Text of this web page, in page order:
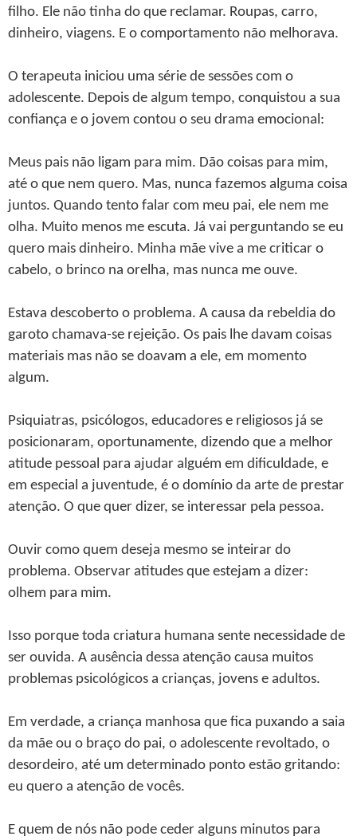
filho. Ele não tinha do que reclamar. Roupas, carro,
dinheiro, viagens. E o comportamento não melhorava.
O terapeuta iniciou uma série de sessões com o
adolescente. Depois de algum tempo, conquistou a sua
confiança e o jovem contou o seu drama emocional:
Meus pais não ligam para mim. Dão coisas para mim,
até o que nem quero. Mas, nunca fazemos alguma coisa
juntos. Quando tento falar com meu pai, ele nem me
olha. Muito menos me escuta. Já vai perguntando se eu
quero mais dinheiro. Minha mãe vive a me criticar o
cabelo, o brinco na orelha, mas nunca me ouve.
Estava descoberto o problema. A causa da rebeldia do
garoto chamava-se rejeição. Os pais lhe davam coisas
materiais mas não se doavam a ele, em momento
algum.
Psiquiatras, psicólogos, educadores e religiosos já se
posicionaram, oportunamente, dizendo que a melhor
atitude pessoal para ajudar alguém em dificuldade, e
em especial a juventude, é o domínio da arte de prestar
atenção. O que quer dizer, se interessar pela pessoa.
Ouvir como quem deseja mesmo se inteirar do
problema. Observar atitudes que estejam a dizer:
olhem para mim.
Isso porque toda criatura humana sente necessidade de
ser ouvida. A ausência dessa atenção causa muitos
problemas psicológicos a crianças, jovens e adultos.
Em verdade, a criança manhosa que fica puxando a saia
da mãe ou o braço do pai, o adolescente revoltado, o
desordeiro, até um determinado ponto estão gritando:
eu quero a atenção de vocês.
E quem de nós não pode ceder alguns minutos para